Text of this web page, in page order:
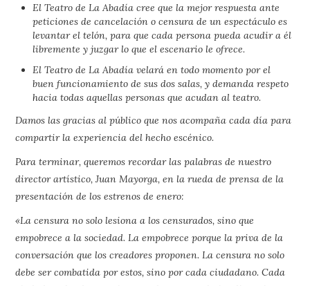
El Teatro de La Abadía cree que la mejor respuesta ante
peticiones de cancelación o censura de un espectáculo es
levantar el telón, para que cada persona pueda acudir a él
libremente y juzgar lo que el escenario le ofrece.
El Teatro de La Abadía velará en todo momento por el
buen funcionamiento de sus dos salas, y demanda respeto
hacia todas aquellas personas que acudan al teatro.
Damos las gracias al público que nos acompaña cada día para
compartir la experiencia del hecho escénico.
Para terminar, queremos recordar las palabras de nuestro
director artístico, Juan Mayorga, en la rueda de prensa de la
presentación de los estrenos de enero:
«La censura no solo lesiona a los censurados, sino que
empobrece a la sociedad. La empobrece porque la priva de la
conversación que los creadores proponen. La censura no solo
debe ser combatida por estos, sino por cada ciudadano. Cada